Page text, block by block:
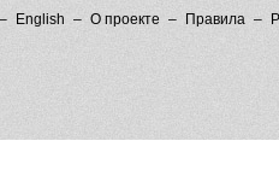
English О проекте Правила